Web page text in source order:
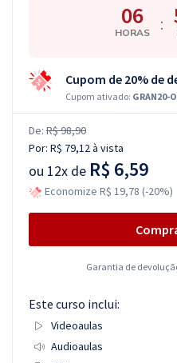
06
HORAS :
Cupom de 20% de
Cupom ativado: GRAN20-
De: R$ 98,90
Por: R$ 79,12à vista
ou 12x de R$ 6,59
Economize R$ 19,78 (-20%)
Garantia de
Este curso inclui:
Videoaulas
Audioaulas